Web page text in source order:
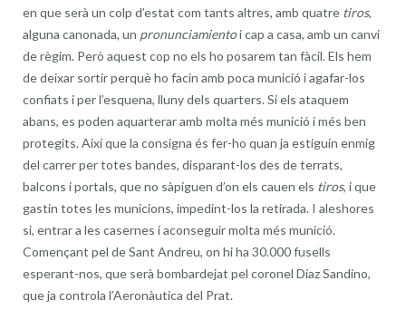
en que serà un colp d’estat com tants altres, amb quatre tiros,
alguna canonada, un pronunciamientoi cap a casa, amb un canvi
de règim. Però aquest cop no els ho posarem tan fàcil. Els hem
de deixar sortir perquè ho facin amb poca munició i agafar-los
confiats i per l’esquena, lluny dels quarters. Si els ataquem
abans, es poden aquarterar amb molta més munició i més ben
protegits. Així que la consigna és fer-ho quan ja estiguin enmig
del carrer per totes bandes, disparant-los des de terrats,
balcons i portals, que no sàpiguen d’on els cauen els tiros, i que
gastin totes les municions, impedint-los la retirada. I aleshores
si, entrar a les casernes i aconseguir molta més munició.
Començant pel de Sant Andreu, on hi ha 30.000 fusells
esperant-nos, que serà bombardejat pel coronel Díaz Sandino,
que ja controla l’Aeronàutica del Prat.